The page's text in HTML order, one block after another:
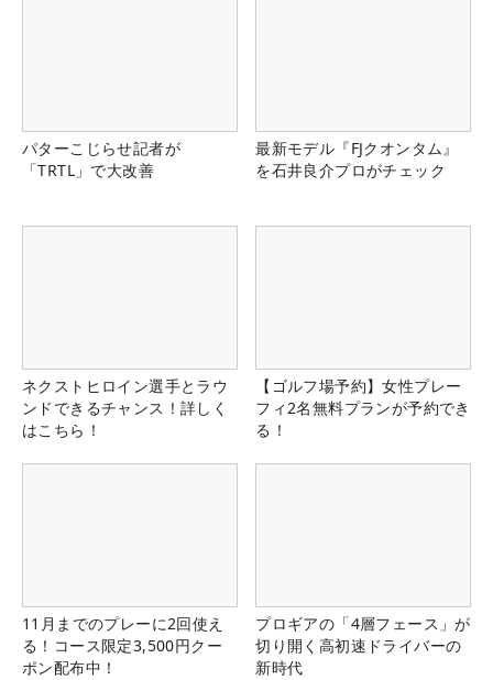
パターこじらせ記者が
「TRTL」で大改善
最新モデル『FJクオンタム』
を石井良介プロがチェック
ネクストヒロイン選手とラウ
ンドできるチャンス！詳しく
はこちら！
【ゴルフ場予約】女性プレー
フィ2名無料プランが予約でき
る！
11月までのプレーに2回使え
る！コース限定3,500円クー
ポン配布中！
プロギアの「4層フェース」が
切り開く高初速ドライバーの
新時代